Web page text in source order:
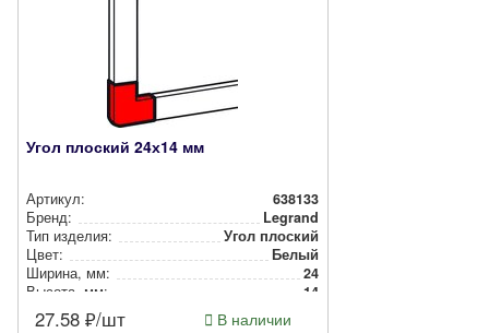
Угол плоский 24х14 мм
Артикул:
638133
Бренд:
Legrand
Тип изделия:
Угол плоский
Цвет:
Белый
Ширина, мм:
24
Высота, мм:
14
27.58 ₽/шт В наличии